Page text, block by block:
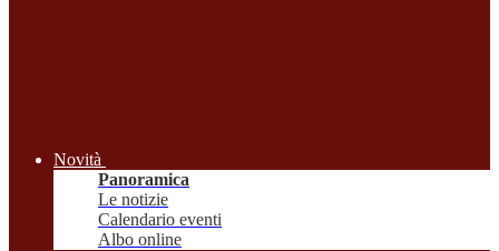
Novità
Panoramica
Le notizie
Calendario eventi
Albo online